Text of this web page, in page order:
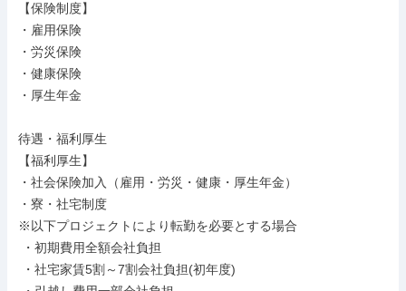
【保険制度】
・雇用保険
・労災保険
・健康保険
・厚生年金
待遇・福利厚生
【福利厚生】
・社会保険加入（雇用・労災・健康・厚生年金）
・寮・社宅制度
※以下プロジェクトにより転勤を必要とする場合